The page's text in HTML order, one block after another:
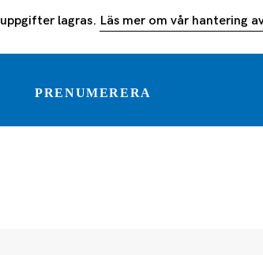
lagras. Läs mer om vår hantering